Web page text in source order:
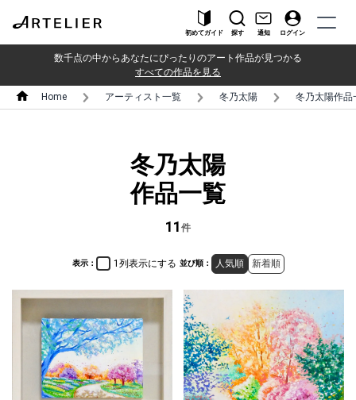
初めてガイド 探す 通知 ログイン
数千点の中からあなたにぴったりのアート作品が見つかる
すべての作品を見る
Home アーティスト一覧 冬乃太陽 冬乃太陽作品
冬乃太陽
作品一覧
11 件
表示： 1列表示にする 並び順： 人気順 新着順